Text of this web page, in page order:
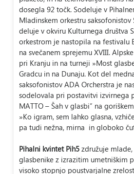
dosegla 92 točk. Sodeluje v
Mladinskem orkestru saksofonistov
deluje v okviru Kulturnega društva
orkestrom je nastopila na festivalu
na svečanem sprejemu XVIII.
pri Kranju in na turneji »Most
Gradcu in na Dunaju. Kot del
saksofonistov ADA Orcherstra je
sodelovala pri postavitvi izvirnega
MATTO – Šah v glasbi” na
»Ko igram, sem lahko glasna,
pa tudi nežna, mirna in globoko
Pihalni kvintet Pih5 združuje
glasbenike z izrazitim umetniškim
visoko stopnjo poustvarjalne